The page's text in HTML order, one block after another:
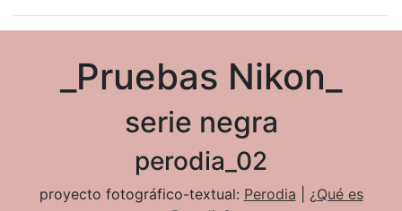
_Pruebas Nikon_
serie negra
perodia_02
proyecto fotográfico-textual: Perodia
¿Qué es